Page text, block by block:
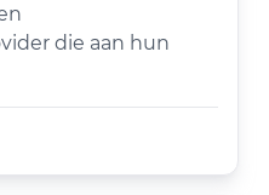
die aan hun